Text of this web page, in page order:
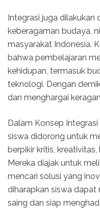
Integrasi juga
keberagaman budaya,
masyarakat Indonesia.
bahwa pembelajaran
kehidupan, termasuk
teknologi. Dengan
dan menghargai
Dalam Konsep
siswa didorong untuk
berpikir kritis,
Mereka diajak untuk
mencari solusi yang
diharapkan siswa
saing dan siap